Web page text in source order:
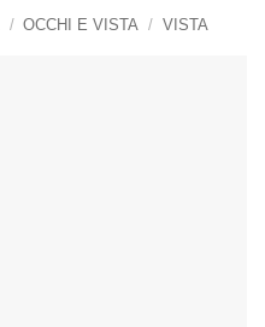
/ OCCHI E VISTA / VISTA